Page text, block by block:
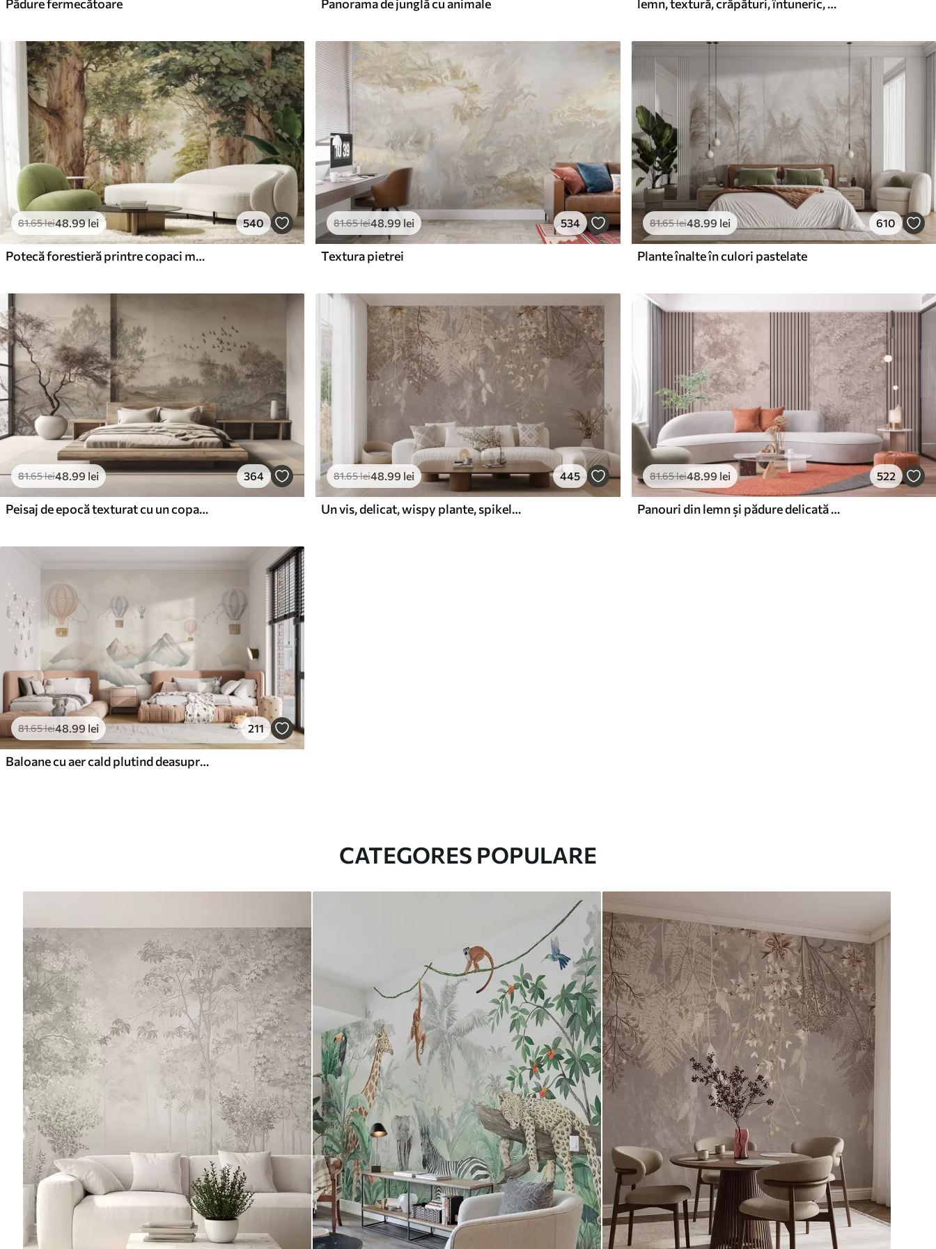
Pădure fermecătoare Panorama de junglă cu animale lemn, textură, crăpături, întuneric, scoarță, suprafață
81.65lei48.99lei 540
Potecă forestieră printre copaci maiestuoși, în stil acuarelă
81.65lei48.99 lei 534
Textura pietrei
81.65lei48.99 lei 610
Plante înalte în culori pastelate
81.65lei48 .99 lei 364
Peisaj de epocă texturat cu un copac lângă râu și un cer înnorat, arta naturii în tonuri sepia
81.65lei48 .99 lei 445
Un vis, delicat, wispy plante, spikelets și flori în culori pastelate maro pe un fundal cețos, texturat
81.65lei48.99 lei 522
Panouri din lemn și pădure delicată în tonuri roz
81.65lei48.99 lei 211
Baloane cu aer cald plutind deasupra munților în tonuri pastelate neutre și moi
CATEGORES POPULARE